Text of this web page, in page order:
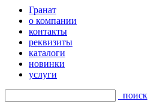
Гранат
о компании
контакты
реквизиты
каталоги
новинки
услуги
поиск